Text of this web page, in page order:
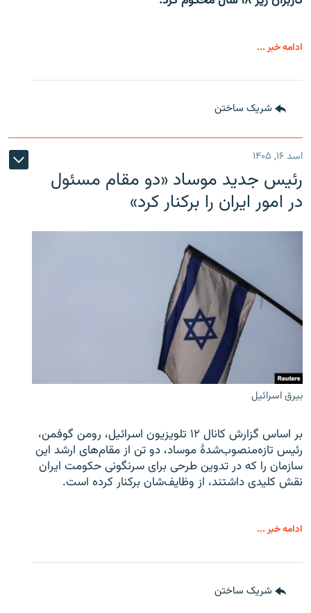
ادامه خبر ...
شریک ساختن
اسد ۱۶, ۱۴۰۵
رئیس جدید موساد «دو مقام مسئول
در امور ایران را برکنار کرد»
بیرق اسرائیل
بر اساس گزارش کانال ۱۲ تلویزیون اسرائیل، رومن گوفمن،
رئیس تازه‌منصوب‌شدۀ موساد، دو تن از مقام‌های ارشد این
سازمان را که در تدوین طرحی برای سرنگونی حکومت ایران
نقش کلیدی داشتند، از وظایف‌شان برکنار کرده است.
ادامه خبر ...
شریک ساختن